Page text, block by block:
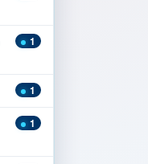
1
1
1